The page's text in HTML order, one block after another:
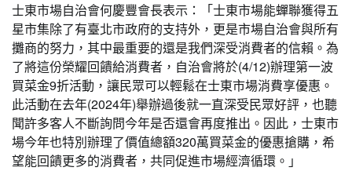
士東市場自治會何慶豐會長表示：「士東市場能蟬聯獲得五
星市集除了有臺北市政府的支持外，更是市場自治會與所有
攤商的努力，其中最重要的還是我們深受消費者的信賴。為
了將這份榮耀回饋給消費者，自治會將於(4/12)辦理第一波
買菜金9折活動，讓民眾可以輕鬆在士東市場消費享優惠。
此活動在去年(2024年)舉辦過後就一直深受民眾好評，也聽
聞許多客人不斷詢問今年是否還會再度推出。因此，士東市
場今年也特別辦理了價值總額320萬買菜金的優惠搶購，希
望能回饋更多的消費者，共同促進市場經濟循環。」